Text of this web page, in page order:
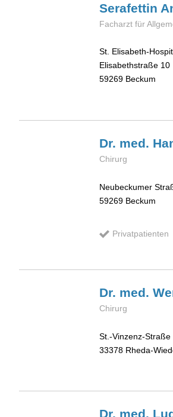
Serafettin
Facharzt für
St. Elisabeth-
Elisabethstraße 10
59269 Beckum
Dr. med.
Chirurg
Neubeckumer
59269 Beckum
Privatpatienten
Dr. med.
Chirurg
St.-Vinzenz-Straße
33378 Rheda-
Dr. med.